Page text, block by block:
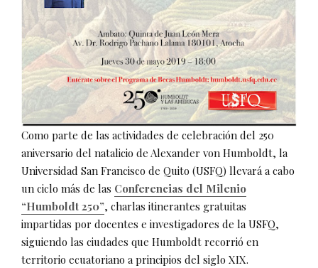
Como parte de las actividades de celebración del 250
aniversario del natalicio de Alexander von Humboldt, la
Universidad San Francisco de Quito (USFQ) llevará a cabo
un ciclo más de las Conferencias del Milenio
“Humboldt 250”, charlas itinerantes gratuitas
impartidas por docentes e investigadores de la USFQ,
siguiendo las ciudades que Humboldt recorrió en
territorio ecuatoriano a principios del siglo XIX.